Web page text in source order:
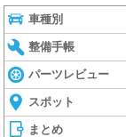
車種別
整備手帳
パーツレビュー
スポット
まとめ